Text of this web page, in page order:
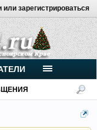
или зарегистрироваться
чате.
от